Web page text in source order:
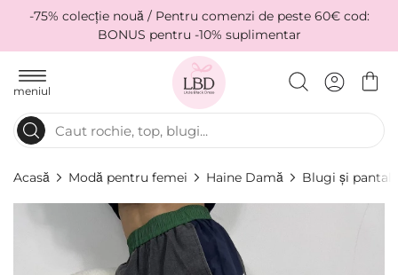
-75% colecție nouă / Pentru comenzi de peste 60€ cod:
BONUS pentru -10% suplimentar
meniul
Acasă Modă pentru femei Haine Damă Blugi și